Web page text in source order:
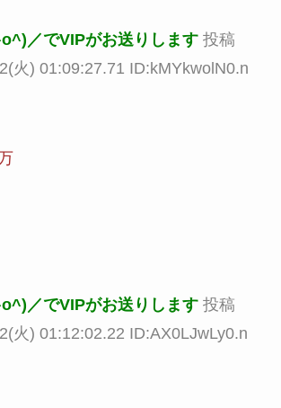
／でVIPがお送りします 投稿
火) 01:09:27.71 ID:kMYkwolN0.n
／でVIPがお送りします 投稿
火) 01:12:02.22 ID:AX0LJwLy0.n